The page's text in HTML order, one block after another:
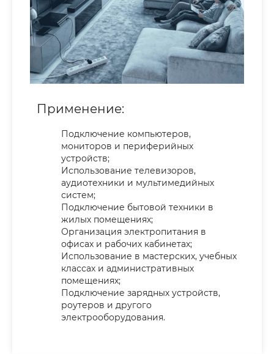
Применение:
Подключение компьютеров,
мониторов и периферийных
устройств;
Использование телевизоров,
аудиотехники и мультимедийных
систем;
Подключение бытовой техники в
жилых помещениях;
Организация электропитания в
офисах и рабочих кабинетах;
Использование в мастерских, учебных
классах и административных
помещениях;
Подключение зарядных устройств,
роутеров и другого
электрооборудования.